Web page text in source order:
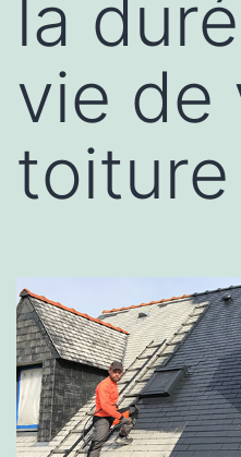
la
vie de
toiture